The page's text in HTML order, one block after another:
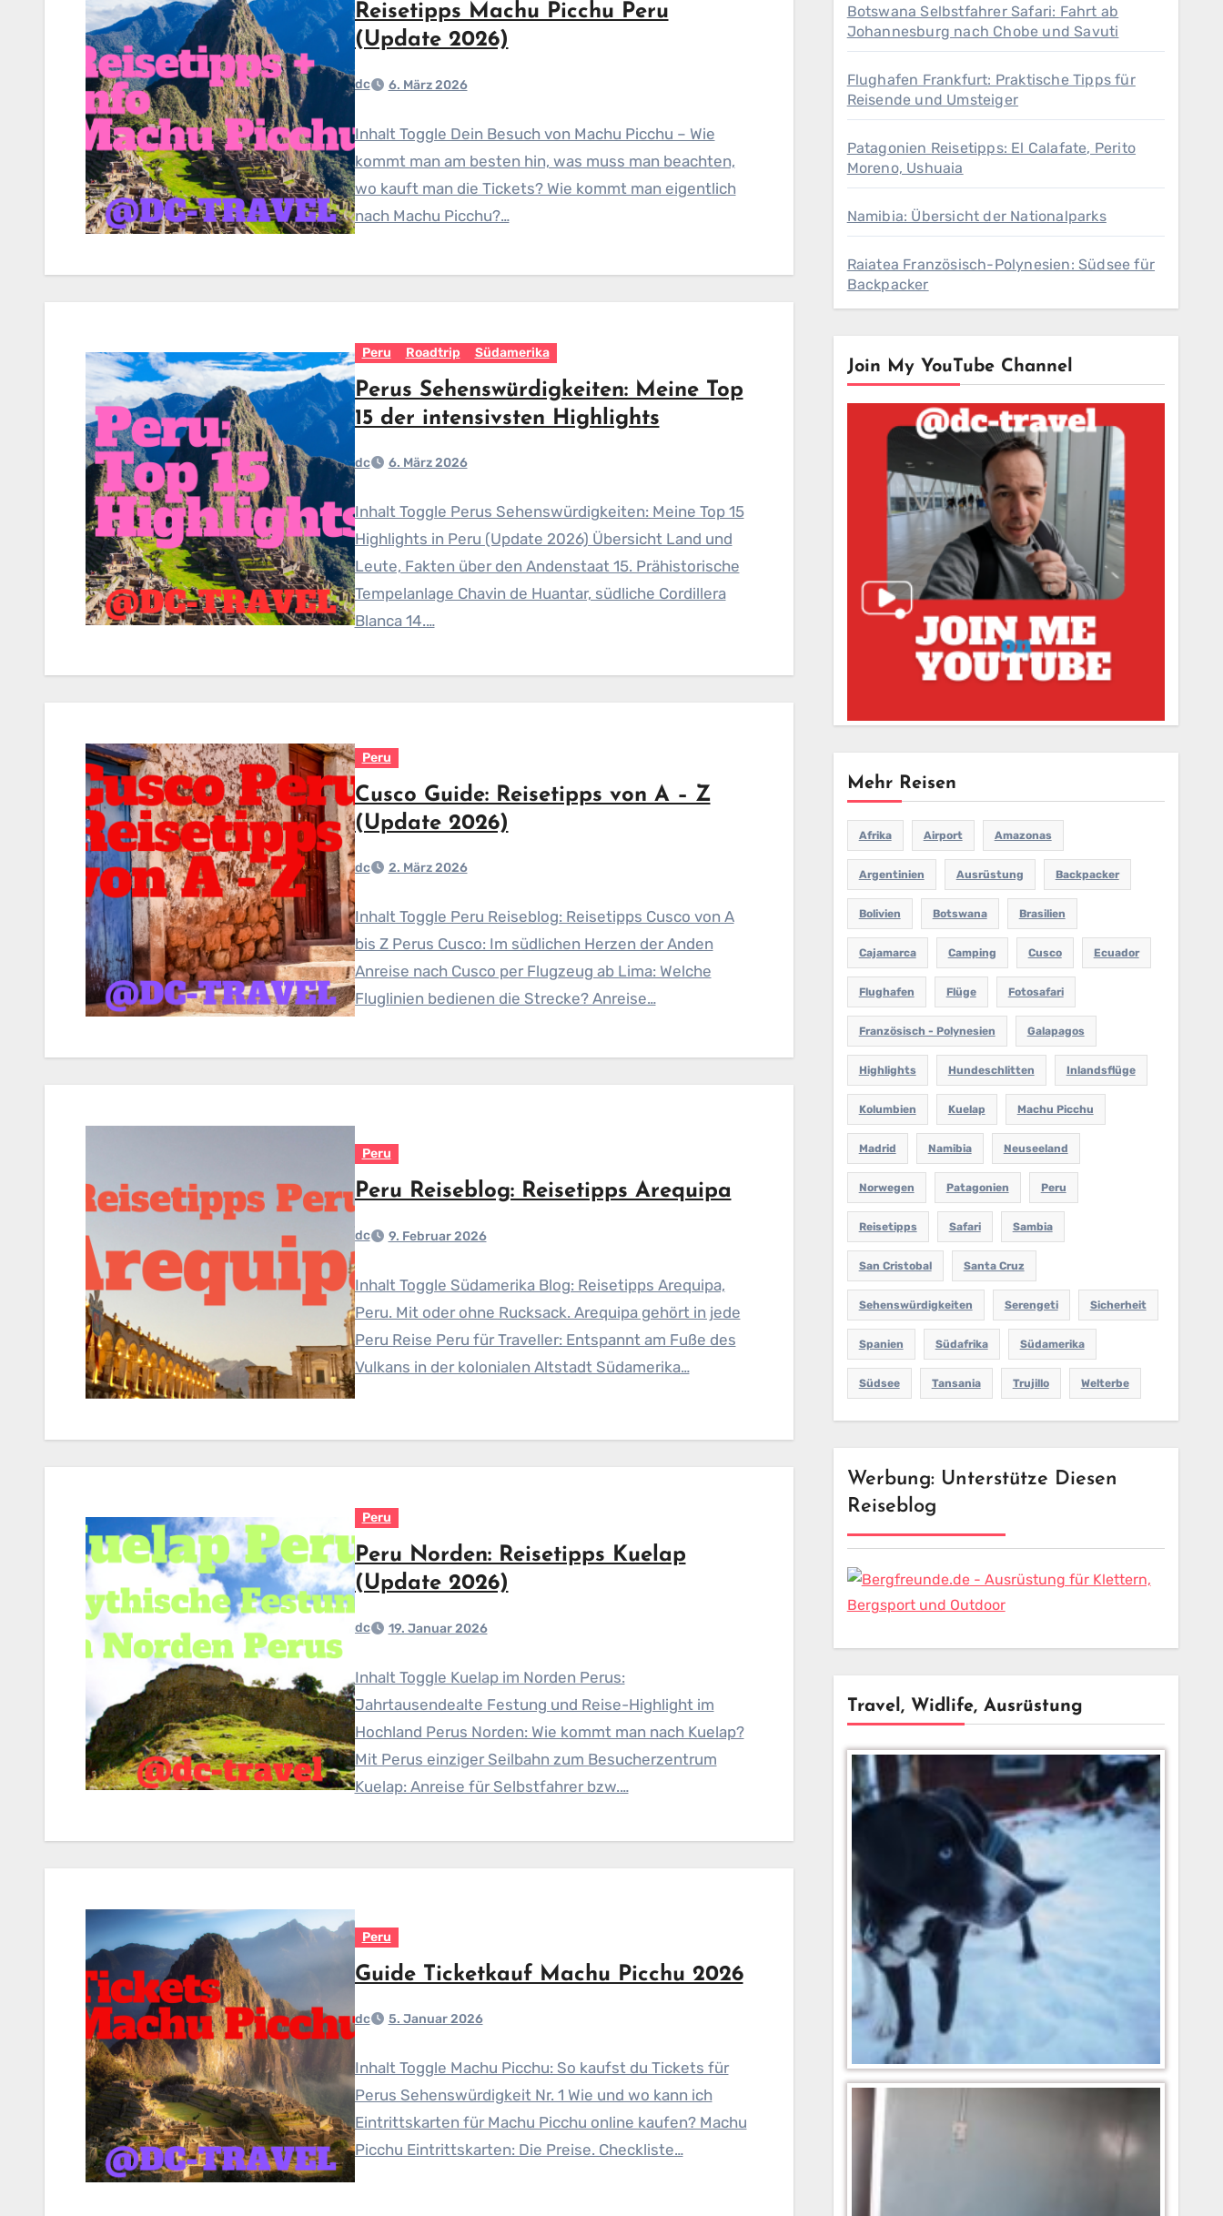
Reisetipps Machu Picchu Peru
(Update 2026)
dc 6. März 2026
Inhalt Toggle Dein Besuch von Machu Picchu – Wie
kommt man am besten hin, was muss man beachten,
wo kauft man die Tickets? Wie kommt man eigentlich
nach Machu Picchu?…
Peru Roadtrip Südamerika
Perus Sehenswürdigkeiten: Meine Top
15 der intensivsten Highlights
dc 6. März 2026
Inhalt Toggle Perus Sehenswürdigkeiten: Meine Top 15
Highlights in Peru (Update 2026) Übersicht Land und
Leute, Fakten über den Andenstaat 15. Prähistorische
Tempelanlage Chavin de Huantar, südliche Cordillera
Blanca 14.…
Peru
Cusco Guide: Reisetipps von A – Z
(Update 2026)
dc 2. März 2026
Inhalt Toggle Peru Reiseblog: Reisetipps Cusco von A
bis Z Perus Cusco: Im südlichen Herzen der Anden
Anreise nach Cusco per Flugzeug ab Lima: Welche
Fluglinien bedienen die Strecke? Anreise…
Peru
Peru Reiseblog: Reisetipps Arequipa
dc 9. Februar 2026
Inhalt Toggle Südamerika Blog: Reisetipps Arequipa,
Peru. Mit oder ohne Rucksack. Arequipa gehört in jede
Peru Reise Peru für Traveller: Entspannt am Fuße des
Vulkans in der kolonialen Altstadt Südamerika…
Peru
Peru Norden: Reisetipps Kuelap
(Update 2026)
dc 19. Januar 2026
Inhalt Toggle Kuelap im Norden Perus:
Jahrtausendealte Festung und Reise-Highlight im
Hochland Perus Norden: Wie kommt man nach Kuelap?
Mit Perus einziger Seilbahn zum Besucherzentrum
Kuelap: Anreise für Selbstfahrer bzw.…
Peru
Guide Ticketkauf Machu Picchu 2026
dc 5. Januar 2026
Inhalt Toggle Machu Picchu: So kaufst du Tickets für
Perus Sehenswürdigkeit Nr. 1 Wie und wo kann ich
Eintrittskarten für Machu Picchu online kaufen? Machu
Picchu Eintrittskarten: Die Preise. Checkliste…
Botswana Selbstfahrer Safari: Fahrt ab
Johannesburg nach Chobe und Savuti
Flughafen Frankfurt: Praktische Tipps für
Reisende und Umsteiger
Patagonien Reisetipps: El Calafate, Perito
Moreno, Ushuaia
Namibia: Übersicht der Nationalparks
Raiatea Französisch-Polynesien: Südsee für
Backpacker
Join My YouTube Channel
Mehr Reisen
Afrika Airport Amazonas
Argentinien Ausrüstung Backpacker
Bolivien Botswana Brasilien
Cajamarca Camping Cusco Ecuador
Flughafen Flüge Fotosafari
Französisch - Polynesien Galapagos
Highlights Hundeschlitten Inlandsflüge
Kolumbien Kuelap Machu Picchu
Madrid Namibia Neuseeland
Norwegen Patagonien Peru
Reisetipps Safari Sambia
San Cristobal Santa Cruz
Sehenswürdigkeiten Serengeti Sicherheit
Spanien Südafrika Südamerika
Südsee Tansania Trujillo Welterbe
Werbung: Unterstütze Diesen
Reiseblog
Travel, Widlife, Ausrüstung